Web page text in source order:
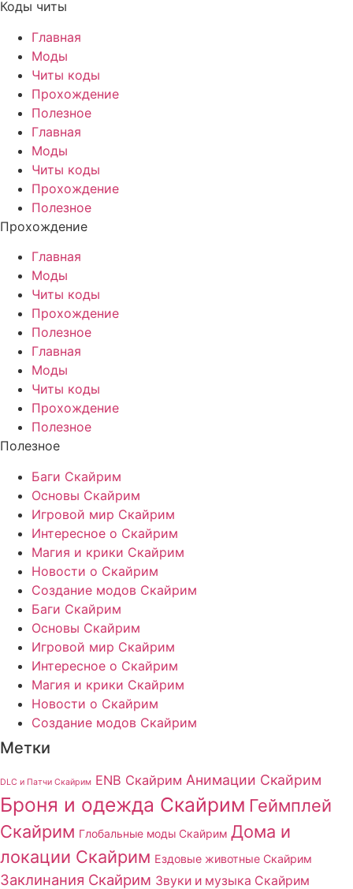
Коды читы
Главная
Моды
Читы коды
Прохождение
Полезное
Главная
Моды
Читы коды
Прохождение
Полезное
Прохождение
Главная
Моды
Читы коды
Прохождение
Полезное
Главная
Моды
Читы коды
Прохождение
Полезное
Полезное
Баги Скайрим
Основы Скайрим
Игровой мир Скайрим
Интересное о Скайрим
Магия и крики Скайрим
Новости о Скайрим
Создание модов Скайрим
Баги Скайрим
Основы Скайрим
Игровой мир Скайрим
Интересное о Скайрим
Магия и крики Скайрим
Новости о Скайрим
Создание модов Скайрим
Метки
DLC и Патчи Скайрим ENB Скайрим Анимации Скайрим
Броня и одежда Скайрим Геймплей
Скайрим Глобальные моды Скайрим Дома и
локации Скайрим Ездовые животные Скайрим
Заклинания Скайрим Звуки и музыка Скайрим